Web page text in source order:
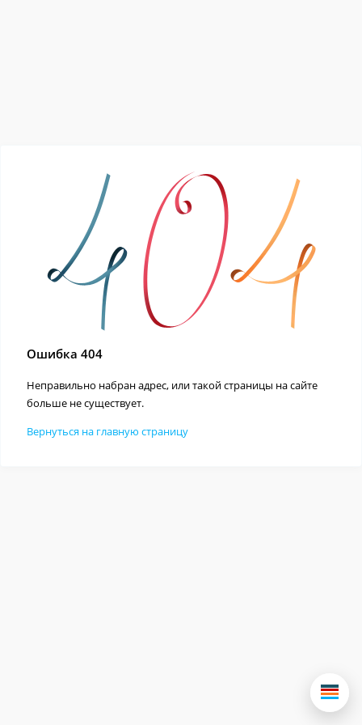
Ошибка 404
Неправильно набран адрес, или такой страницы на сайте
больше не существует.
Вернуться на главную страницу